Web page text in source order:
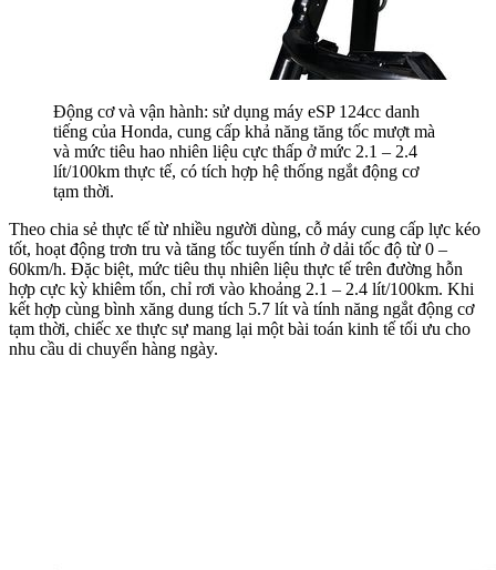
Động cơ và vận hành: sử dụng máy eSP 124cc danh
tiếng của Honda, cung cấp khả năng tăng tốc mượt mà
và mức tiêu hao nhiên liệu cực thấp ở mức 2.1 – 2.4
lít/100km thực tế, có tích hợp hệ thống ngắt động cơ
tạm thời.
Theo chia sẻ thực tế từ nhiều người dùng, cỗ máy cung cấp lực kéo
tốt, hoạt động trơn tru và tăng tốc tuyến tính ở dải tốc độ từ 0 –
60km/h. Đặc biệt, mức tiêu thụ nhiên liệu thực tế trên đường hỗn
hợp cực kỳ khiêm tốn, chỉ rơi vào khoảng 2.1 – 2.4 lít/100km. Khi
kết hợp cùng bình xăng dung tích 5.7 lít và tính năng ngắt động cơ
tạm thời, chiếc xe thực sự mang lại một bài toán kinh tế tối ưu cho
nhu cầu di chuyển hàng ngày.